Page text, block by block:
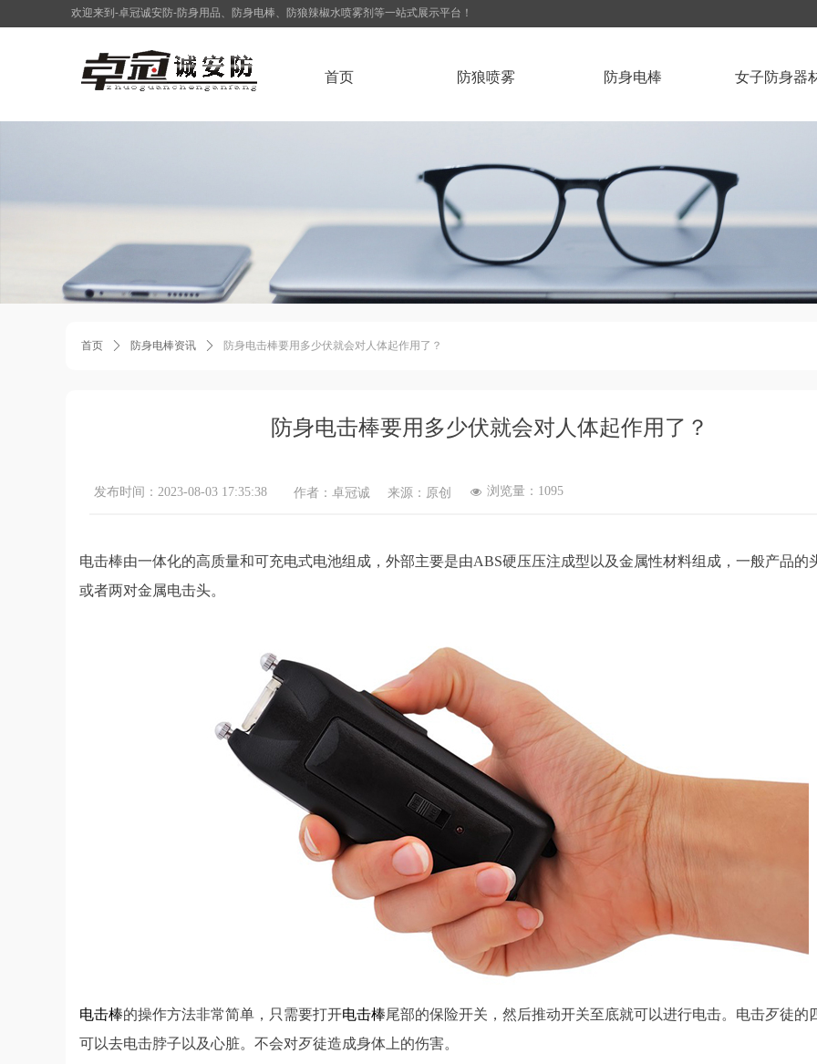
欢迎来到-卓冠诚安防-防身用品、防身电棒、防狼辣椒水喷雾剂等一站式展示平台！
首页 防狼喷雾 防身电棒 女子防身器
首页 ꄲ 防身电棒资讯 ꄲ 防身电击棒要用多少伏就会对人体起作用了？
防身电击棒要用多少伏就会对人体起作用了？
发布时间： 2023-08-03 17:35:38 作者：卓冠诚 来源：原创 넶 浏览量： 1095
电击棒由一体化的高质量和可充电式电池组成，外部主要是由ABS硬压压注成型以及金属性材料组成，一般产品的
或者两对金属电击头。
电击棒的操作方法非常简单，只需要打开电击棒尾部的保险开关，然后推动开关至底就可以进行电击。电击歹徒的
可以去电击脖子以及心脏。不会对歹徒造成身体上的伤害。